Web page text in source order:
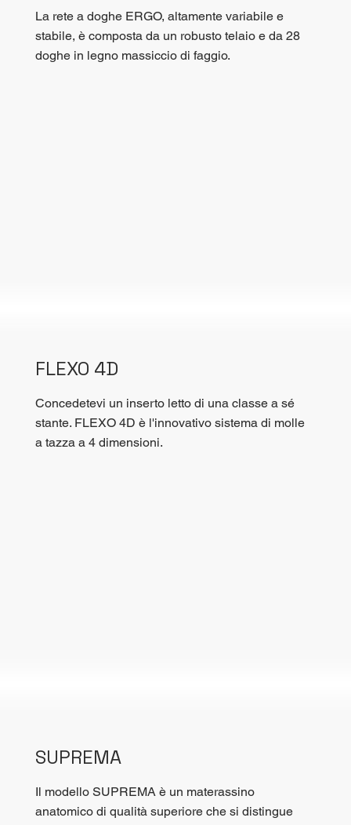
La rete a doghe ERGO, altamente variabile e
stabile, è composta da un robusto telaio e da 28
doghe in legno massiccio di faggio.
FLEXO 4D
Concedetevi un inserto letto di una classe a sé
stante. FLEXO 4D è l'innovativo sistema di molle
a tazza a 4 dimensioni.
SUPREMA
Il modello SUPREMA è un materassino
anatomico di qualità superiore che si distingue